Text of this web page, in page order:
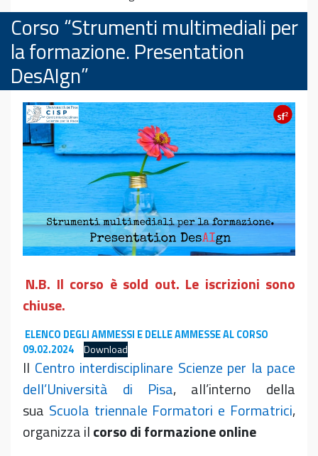
Corso “Strumenti multimediali per
la formazione. Presentation
DesAIgn”
N.B. Il corso è sold out. Le iscrizioni sono
chiuse.
ELENCO DEGLI AMMESSI E DELLE AMMESSE AL CORSO
09.02.2024
Download
Il Centro interdisciplinare Scienze per la pace
dell’Università di Pisa, all’interno della
sua Scuola triennale Formatori e Formatrici,
organizza ilcorso di formazioneonline